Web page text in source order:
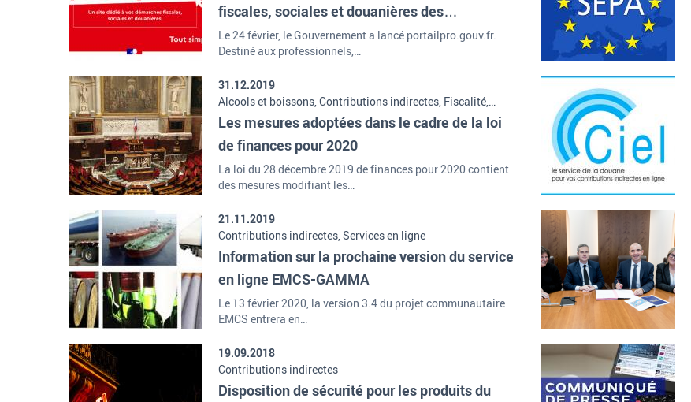
Le 24 février, le Gouvernement a lancé portailpro.gouv.fr.
Destiné aux professionnels,…
fiscales, sociales et douanières des
entreprises
La loi du 28 décembre 2019 de finances pour 2020 contient
des mesures modifiant les…
Les mesures adoptées dans le cadre de la loi
de finances pour 2020
31.12.2019
Alcools et boissons, Contributions indirectes, Fiscalité,
Missions et organisation de la douane, Navigation, Tabacs,
Le 13 février 2020, la version 3.4 du projet communautaire
EMCS entrera en…
Information sur la prochaine version du service
en ligne EMCS-GAMMA
21.11.2019
Contributions indirectes, Services en ligne
Disposition de sécurité pour les produits du
19.09.2018
Contributions indirectes